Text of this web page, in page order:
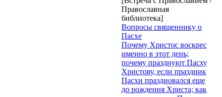
Православная
библиотека]
Вопросы священнику о
Пасхе
Почему Христос воскрес
именно в этот день;
почему празднуют Пасху
Христову, если праздник
Пасхи праздновался еще
до рождения Христа; как